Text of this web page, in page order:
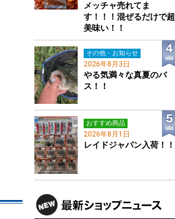
メッチャ売れてま
す！！！混ぜるだけで超
美味い！！
その他・お知らせ
2026年8月3日
やる気満々な真夏のバ
ス！！
おすすめ商品
2026年8月1日
レイドジャパン入荷！！